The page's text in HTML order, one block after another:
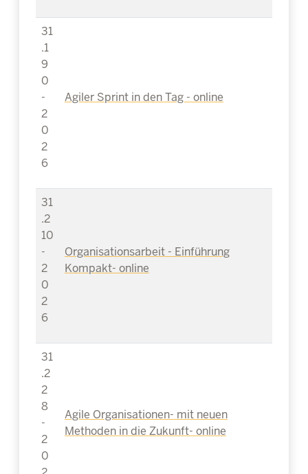
31
.1
9
0
-
2
0
2
6
Agiler Sprint in den Tag - online
31
.2
10
-
2
0
2
6
Organisationsarbeit - Einführung
Kompakt- online
31
.2
2
8
-
2
0
Agile Organisationen- mit neuen
Methoden in die Zukunft- online